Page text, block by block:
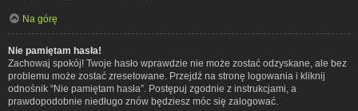
Na górę
Nie pamiętam hasła!
Zachowaj spokój! Twoje hasło wprawdzie nie może zostać odzyskane, ale bez
problemu może zostać zresetowane. Przejdź na stronę logowania i kliknij
odnośnik “Nie pamiętam hasła”. Postępuj zgodnie z instrukcjami, a
prawdopodobnie niedługo znów będziesz móc się zalogować.